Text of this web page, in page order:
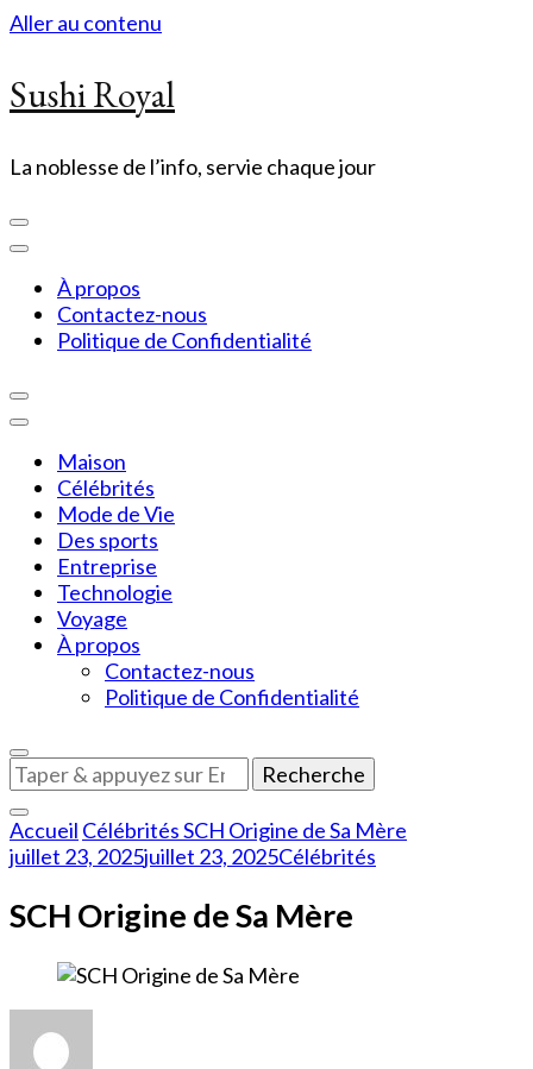
Aller au contenu
Sushi Royal
La noblesse de l’info, servie chaque jour
À propos
Contactez-nous
Politique de Confidentialité
Maison
Célébrités
Mode de Vie
Des sports
Entreprise
Technologie
Voyage
À propos
Contactez-nous
Politique de Confidentialité
Vous
recherchiez
quelque
chose
?
Accueil CélébritésSCH Origine de Sa Mère
juillet 23, 2025juillet 23, 2025Célébrités
SCH Origine de Sa Mère